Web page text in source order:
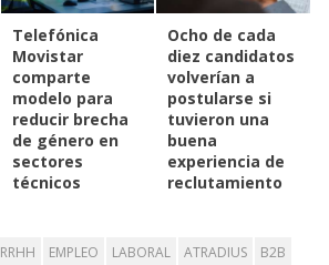
Telefónica
Movistar
comparte
modelo para
reducir brecha
de género en
sectores
técnicos
Ocho de cada
diez candidatos
volverían a
postularse si
tuvieron una
buena
experiencia de
reclutamiento
RRHH EMPLEO LABORAL ATRADIUS
B2B